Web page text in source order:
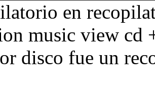
en
music view cd
disco fue un